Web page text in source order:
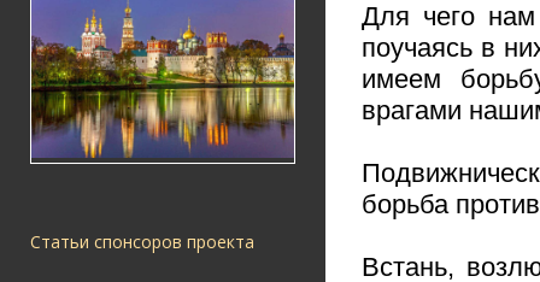
Статьи спонсоров проекта
Для чего
поучаясь в
имеем
врагами
борьба
Встань,